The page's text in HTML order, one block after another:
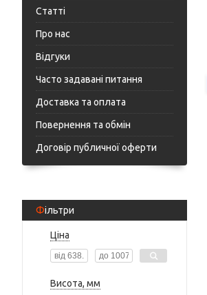
Статті
Про нас
Відгуки
Часто задавані питання
Доставка та оплата
Повернення та обмін
Договір публичної оферти
Фільтри
Ціна
Висота, мм